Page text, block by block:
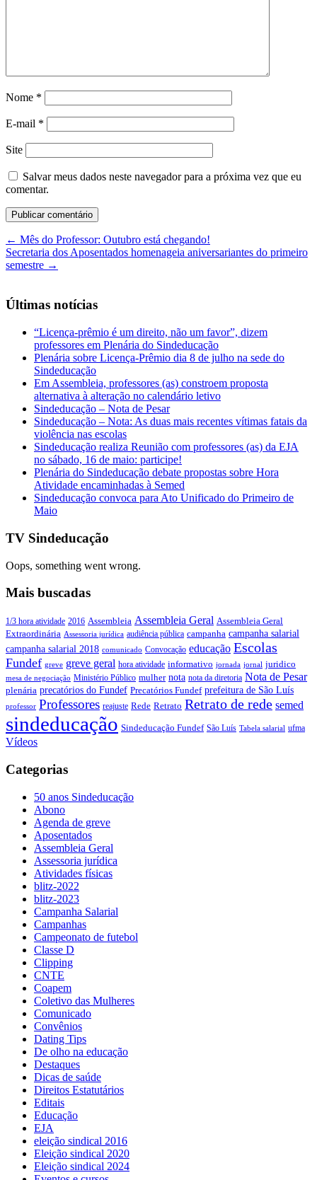
Nome *
E-mail *
Site
Salvar meus dados neste navegador para a próxima vez que eu
comentar.
← Mês do Professor: Outubro está chegando!
Secretaria dos Aposentados homenageia aniversariantes do primeiro
semestre →
Últimas notícias
“Licença-prêmio é um direito, não um favor”, dizem
professores em Plenária do Sindeducação
Plenária sobre Licença-Prêmio dia 8 de julho na sede do
Sindeducação
Em Assembleia, professores (as) constroem proposta
alternativa à alteração no calendário letivo
Sindeducação – Nota de Pesar
Sindeducação – Nota: As duas mais recentes vítimas fatais da
violência nas escolas
Sindeducação realiza Reunião com professores (as) da EJA
no sábado, 16 de maio: participe!
Plenária do Sindeducação debate propostas sobre Hora
Atividade encaminhadas à Semed
Sindeducação convoca para Ato Unificado do Primeiro de
Maio
TV Sindeducação
Oops, something went wrong.
Mais buscadas
1/3 hora atividade 2016 Assembleia Assembleia Geral Assembleia Geral
Extraordinária Assessoria jurídica audiência pública campanha campanha salarial
campanha salarial 2018 comunicado Convocação educação Escolas
Fundef greve greve geral hora atividade informativo jornada jornal juridico
mesa de negociação Ministério Público mulher nota nota da diretoria Nota de Pesar
plenária precatórios do Fundef Precatórios Fundef prefeitura de São Luís
professor Professores reajuste Rede Retrato Retrato de rede semed
sindeducação Sindeducação Fundef São Luís Tabela salarial ufma
Vídeos
Categorias
50 anos Sindeducação
Abono
Agenda de greve
Aposentados
Assembleia Geral
Assessoria jurídica
Atividades físicas
blitz-2022
blitz-2023
Campanha Salarial
Campanhas
Campeonato de futebol
Classe D
Clipping
CNTE
Coapem
Coletivo das Mulheres
Comunicado
Convênios
Dating Tips
De olho na educação
Destaques
Dicas de saúde
Direitos Estatutários
Editais
Educação
EJA
eleição sindical 2016
Eleição sindical 2020
Eleição sindical 2024